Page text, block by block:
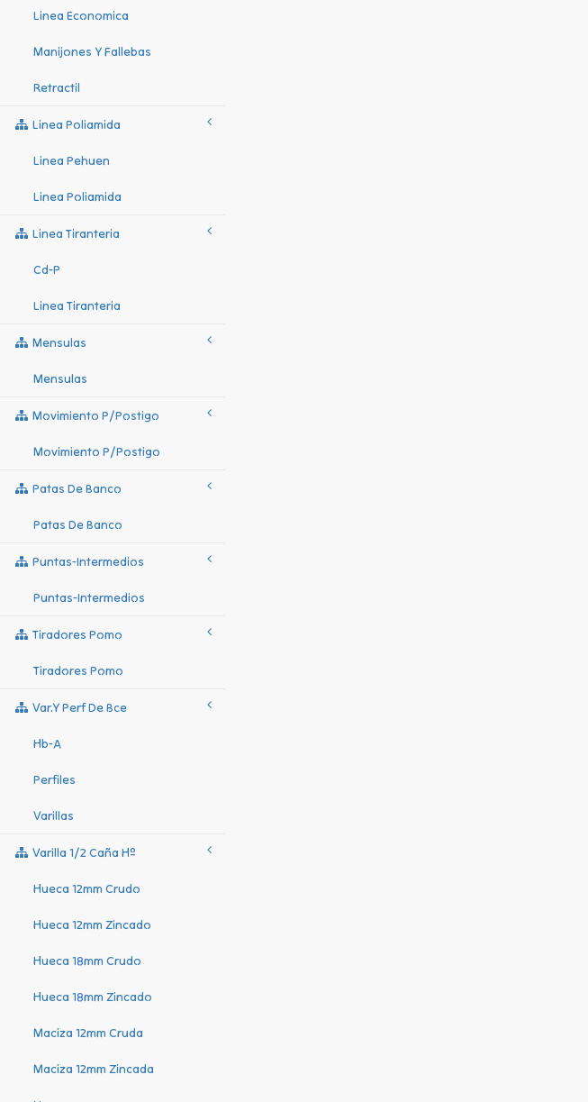
Linea Economica
Manijones Y Fallebas
Retractil
Linea Poliamida
Linea Pehuen
Linea Poliamida
Linea Tiranteria
Cd-P
Linea Tiranteria
Mensulas
Mensulas
Movimiento P/postigo
Movimiento P/postigo
Patas De Banco
Patas De Banco
Puntas-Intermedios
Puntas-Intermedios
Tiradores Pomo
Tiradores Pomo
Var.y Perf De Bce
Hb-A
Perfiles
Varillas
Varilla 1/2 Caña Hº
Hueca 12mm Crudo
Hueca 12mm Zincado
Hueca 18mm Crudo
Hueca 18mm Zincado
Maciza 12mm Cruda
Maciza 12mm Zincada